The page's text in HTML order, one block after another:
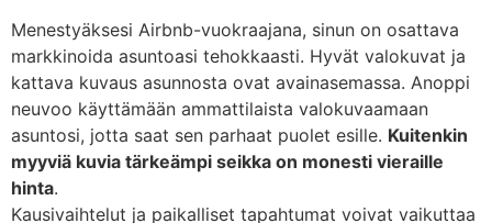
Menestyäksesi Airbnb-vuokraajana, sinun on osattava
markkinoida asuntoasi tehokkaasti. Hyvät valokuvat ja
kattava kuvaus asunnosta ovat avainasemassa. Anoppi
neuvoo käyttämään ammattilaista valokuvaamaan
asuntosi, jotta saat sen parhaat puolet esille. Kuitenkin
myyviä kuvia tärkeämpi seikka on monesti vieraille
hinta.
Kausivaihtelut ja paikalliset tapahtumat voivat vaikuttaa